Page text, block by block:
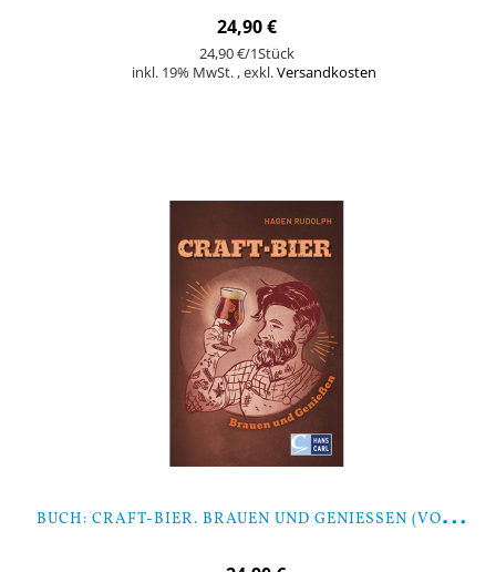
24,90 €
24,90 €/1Stück
inkl. 19% MwSt. ,exkl.Versandkosten
B
UCH: CRAFT-BIER. BRAUEN UND GENIESSEN (VON HAGEN RUDOLPH)